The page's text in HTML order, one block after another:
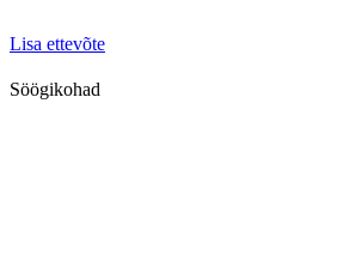
Lisa ettevõte
Söögikohad